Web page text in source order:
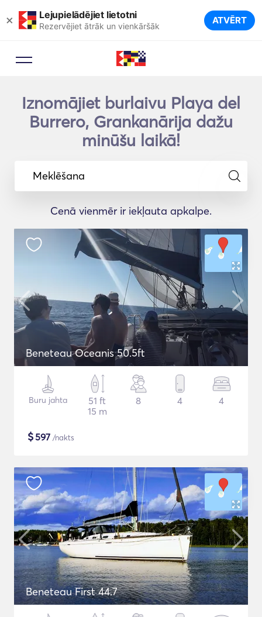
× Lejupielādējiet lietotni
Rezervējiet ātrāk un vienkāršāk ATVĒRT
Iznomājiet burlaivu Playa del
Burrero, Grankanārija dažu
minūšu laikā!
Meklēšana
Cenā vienmēr ir iekļauta apkalpe.
Beneteau Oceanis 50.5ft
Buru jahta
51 ft
15 m
8 4 4
$597 /nakts
Beneteau First 44.7